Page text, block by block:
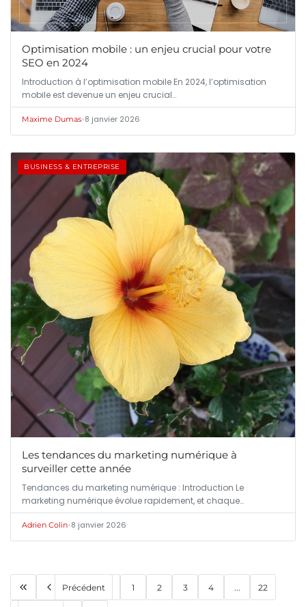
Optimisation mobile : un enjeu crucial pour votre
SEO en 2024
Introduction à l’optimisation mobile En 2024, l’optimisation
mobile est devenue un enjeu crucial…
Maxime Dumas•8 janvier 2026
BUSINESS & ENTREPRISE
Les tendances du marketing numérique à
surveiller cette année
Tendances du marketing numérique : Introduction Le
marketing numérique évolue rapidement, et chaque…
Adrien Colin•8 janvier 2026
Précédent 1 2 3 4 ... 22